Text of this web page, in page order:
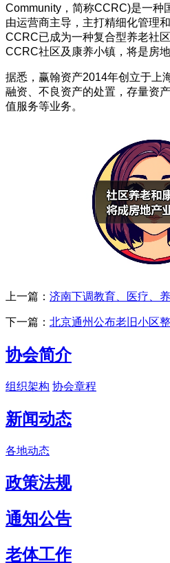
Community，简称CCRC)是一种
由运营商主导，主打精细化管理
CCRC已成为一种复合型养老社
CCRC社区及康养小镇，将是房
据悉，赢翰资产2014年创立于上
融资、不良资产的处置，存量资
值服务等业务。
上一篇： 济南下调教育、医疗、
下一篇： 北京通州公布老旧小区
协会简介
组织架构 协会章程
新闻动态
各地动态
政策法规
通知公告
老体工作